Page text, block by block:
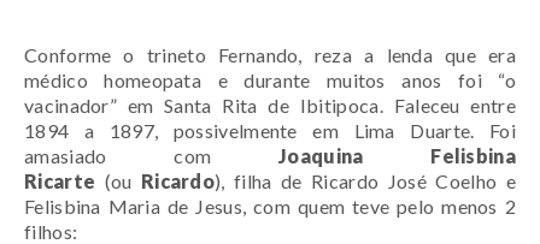
Conforme o trineto Fernando, reza a lenda que era
médico homeopata e durante muitos anos foi “o
vacinador” em Santa Rita de Ibitipoca. Faleceu entre
1894 a 1897, possivelmente em Lima Duarte. Foi
amasiado com
Joaquina Felisbina
Ricarte (ou Ricardo), filha de Ricardo José Coelho e
Felisbina Maria de Jesus, com quem teve pelo menos 2
filhos: